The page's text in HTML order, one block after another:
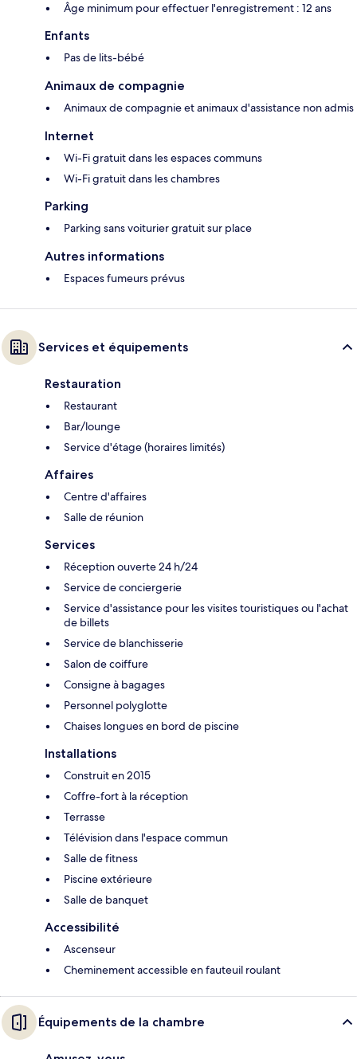
Âge minimum pour effectuer l'enregistrement : 12 ans
Enfants
Pas de lits-bébé
Animaux de compagnie
Animaux de compagnie et animaux d'assistance non admis
Internet
Wi-Fi gratuit dans les espaces communs
Wi-Fi gratuit dans les chambres
Parking
Parking sans voiturier gratuit sur place
Autres informations
Espaces fumeurs prévus
Services et équipements
Restauration
Restaurant
Bar/lounge
Service d'étage (horaires limités)
Affaires
Centre d'affaires
Salle de réunion
Services
Réception ouverte 24 h/24
Service de conciergerie
Service d'assistance pour les visites touristiques ou l'achat
de billets
Service de blanchisserie
Salon de coiffure
Consigne à bagages
Personnel polyglotte
Chaises longues en bord de piscine
Installations
Construit en 2015
Coffre-fort à la réception
Terrasse
Télévision dans l'espace commun
Salle de fitness
Piscine extérieure
Salle de banquet
Accessibilité
Ascenseur
Cheminement accessible en fauteuil roulant
Équipements de la chambre